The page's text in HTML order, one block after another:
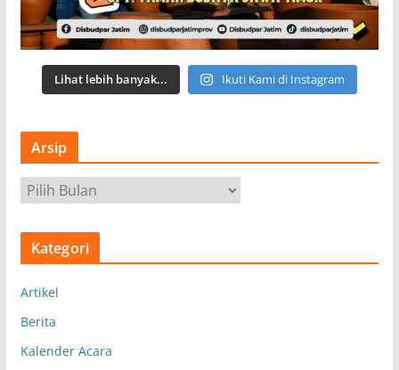
Lihat lebih banyak... Ikuti Kami di Instagram
Arsip
r
s
Kategori
Artikel
Berita
Kalender Acara